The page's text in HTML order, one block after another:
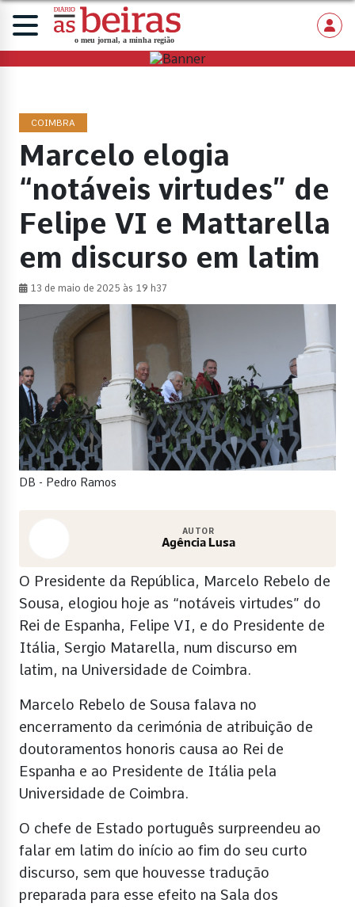
COIMBRA
Marcelo elogia
“notáveis virtudes” de
Felipe VI e Mattarella
em discurso em latim
13 de maio de 2025 às 19 h37
DB - Pedro Ramos
AUTOR
Agência Lusa
O Presidente da República, Marcelo Rebelo de
Sousa, elogiou hoje as “notáveis virtudes” do
Rei de Espanha, Felipe VI, e do Presidente de
Itália, Sergio Matarella, num discurso em
latim, na Universidade de Coimbra.
Marcelo Rebelo de Sousa falava no
encerramento da cerimónia de atribuição de
doutoramentos honoris causa ao Rei de
Espanha e ao Presidente de Itália pela
Universidade de Coimbra.
O chefe de Estado português surpreendeu ao
falar em latim do início ao fim do seu curto
discurso, sem que houvesse tradução
preparada para esse efeito na Sala dos